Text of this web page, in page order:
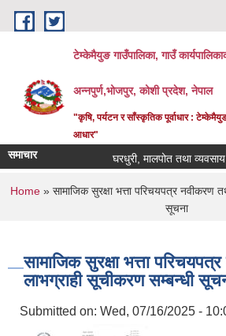
Skip to main content
टेम्केमैयुङ गाउँपालिका, गाउँ
अन्नपुर्ण,भोजपुर, कोशी प्रदेश, नेपाल
"कृषि, पर्यटन र साँस्कृतिक पूर्वाधार :
आधार"
समाचार घरधुरी, मालपोत तथा व्यवसाय
You are here
Home » सामाजिक सुरक्षा भत्ता परिचयपत्र नवीकरण
सूचना
सामाजिक सुरक्षा भत्ता
लाभग्राही सूचीकरण सम्बन्धी
Submitted on: Wed, 07/16/2025 -